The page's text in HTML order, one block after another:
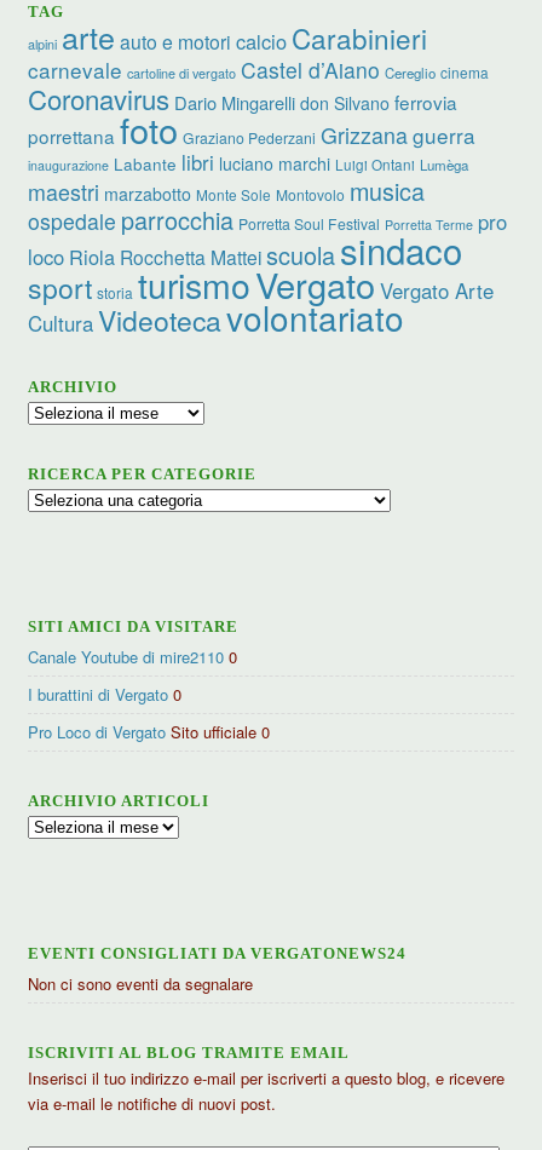
TAG
alpini arte auto e motori calcio Carabinieri
carnevale cartoline di vergato Castel d’Aiano Cereglio cinema
Coronavirus Dario Mingarelli don Silvano ferrovia
porrettana foto Graziano Pederzani Grizzanaguerra
inaugurazione Labante libri luciano marchi Luigi Ontani Lumèga
maestri marzabotto Monte Sole Montovolo musica
ospedale parrocchia Porretta Soul Festival Porretta Terme pro
loco Riola Rocchetta Matteiscuolasindaco
sport storia turismoVergato Vergato Arte
CulturaVideotecavolontariato
ARCHIVIO
Archivio
RICERCA PER CATEGORIE
Ricerca
SITI AMICI DA VISITARE
Canale Youtube di mire2110 0
I burattini di Vergato 0
Pro Loco di Vergato Sito ufficiale 0
ARCHIVIO ARTICOLI
Archivio
EVENTI CONSIGLIATI DA VERGATONEWS24
Non ci sono eventi da segnalare
ISCRIVITI AL BLOG TRAMITE EMAIL
Inserisci il tuo indirizzo e-mail per iscriverti a questo blog, e ricevere
via e-mail le notifiche di nuovi post.